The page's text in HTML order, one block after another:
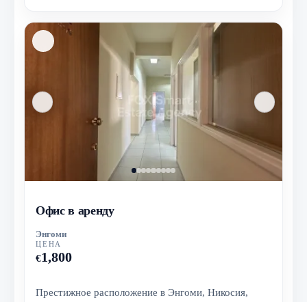
Офис в аренду
Энгоми
ЦЕНА
€1,800
Престижное расположение в Энгоми, Никосия,